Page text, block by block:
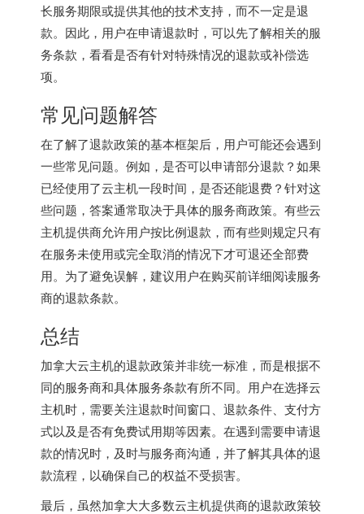
长服务期限或提供其他的技术支持，而不一定是退
款。因此，用户在申请退款时，可以先了解相关的服
务条款，看看是否有针对特殊情况的退款或补偿选
项。
常见问题解答
在了解了退款政策的基本框架后，用户可能还会遇到
一些常见问题。例如，是否可以申请部分退款？如果
已经使用了云主机一段时间，是否还能退费？针对这
些问题，答案通常取决于具体的服务商政策。有些云
主机提供商允许用户按比例退款，而有些则规定只有
在服务未使用或完全取消的情况下才可退还全部费
用。为了避免误解，建议用户在购买前详细阅读服务
商的退款条款。
总结
加拿大云主机的退款政策并非统一标准，而是根据不
同的服务商和具体服务条款有所不同。用户在选择云
主机时，需要关注退款时间窗口、退款条件、支付方
式以及是否有免费试用期等因素。在遇到需要申请退
款的情况时，及时与服务商沟通，并了解其具体的退
款流程，以确保自己的权益不受损害。
最后，虽然加拿大大多数云主机提供商的退款政策较